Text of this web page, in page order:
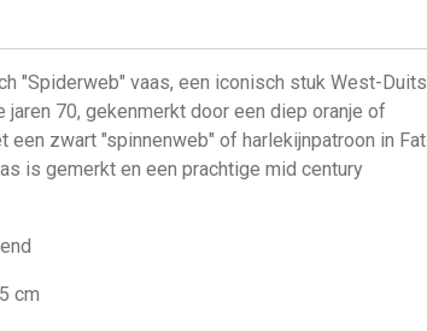
"Spiderweb" vaas, een iconisch stuk West-Duits
jaren 70, gekenmerkt door een diep oranje of
een zwart "spinnenweb" of harlekijnpatroon in Fat
is gemerkt en een prachtige mid century
cm